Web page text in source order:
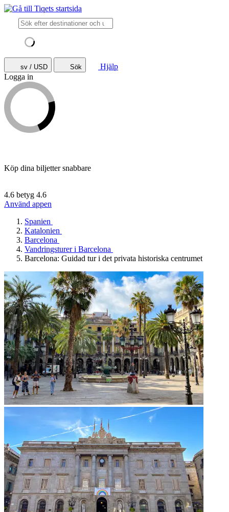
sv / USD Sök
Hjälp
Logga in
Köp dina biljetter snabbare
4.6 betyg 4.6
Använd appen
Spanien
Katalonien
Barcelona
Vandringsturer i Barcelona
Barcelona: Guidad tur i det privata historiska centrumet